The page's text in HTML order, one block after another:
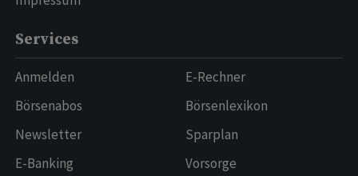
Services
Anmelden
Börsenabos
Newsletter
E-Banking
E-Rechner
Börsenlexikon
Sparplan
Vorsorge